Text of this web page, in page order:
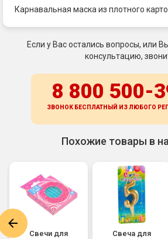
Карнавальная маска из плотного
Если у Вас остались вопросы, или
консультацию,
8 800 500-
ЗВОНОК БЕСПЛАТНЫЙ ИЗ ЛЮБОГО
Похожие товары в
Свечи для
Свеча для